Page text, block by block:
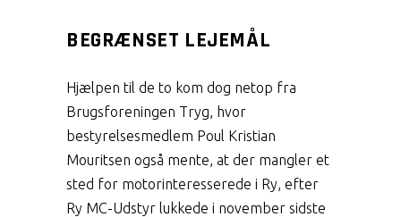
BEGRÆNSET LEJEMÅL
Hjælpen til de to kom dog netop fra
Brugsforeningen Tryg, hvor
bestyrelsesmedlem Poul Kristian
Mouritsen også mente, at der mangler et
sted for motorinteresserede i Ry, efter
Ry MC-Udstyr lukkede i november sidste